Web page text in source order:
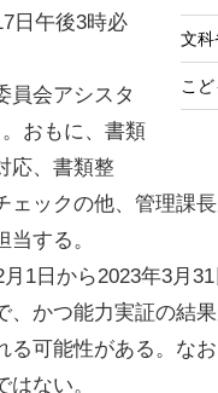
日午後3時必
員会アシスタ
おもに、書類
応、書類整
ェックの他、管理課
する。
1日から2023年3月
、かつ能力実証の結
る可能性がある。な
ない。